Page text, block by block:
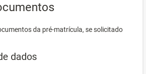
da pré-matrícula, se solicitado
dados